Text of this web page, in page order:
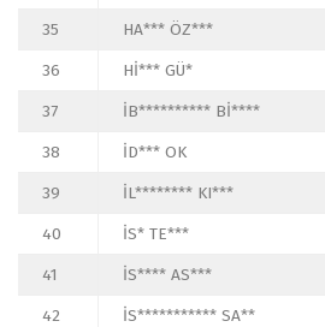
35
HA*** ÖZ***
36
Hİ*** GÜ*
37
İB********** Bİ****
38
İD*** OK
39
İL******** KI***
40
İS* TE***
41
İS**** AS***
42
İS*********** SA**